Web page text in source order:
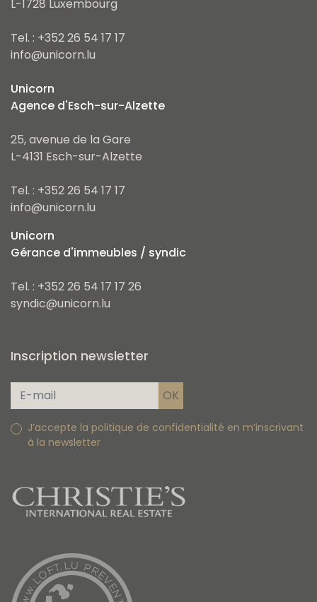
L-1728 Luxembourg
Tel. : +352 26 54 17 17
info@unicorn.lu
Unicorn
Agence d'Esch-sur-Alzette
25, avenue de la Gare
L-4131 Esch-sur-Alzette
Tel. : +352 26 54 17 17
info@unicorn.lu
Unicorn
Gérance d'immeubles / syndic
Tel. : +352 26 54 17 17 26
syndic@unicorn.lu
Inscription newsletter
J’accepte la politique de confidentialité en m’inscrivant
à la newsletter